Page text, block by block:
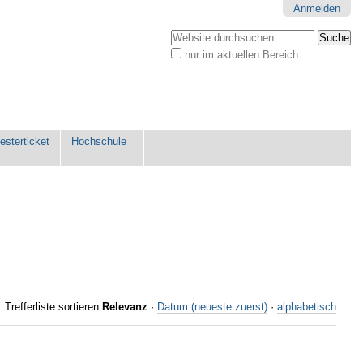
Anmelden
Website durchsuchen
nur im aktuellen Bereich
Hochschule
Trefferliste sortieren Relevanz · Datum (neueste zuerst) · alphabetisch